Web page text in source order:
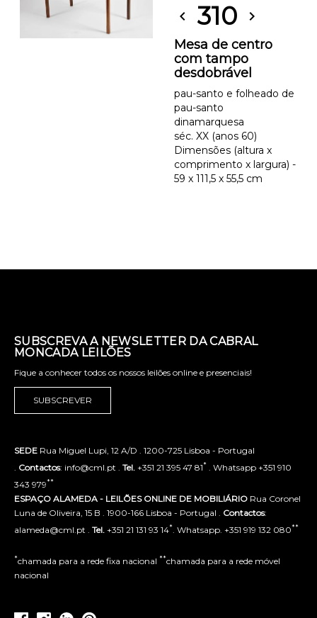
chevron_left 310 chevron_right
Mesa de centro
com tampo
desdobrável
pau-santo e folheado de
pau-santo
dinamarquesa
séc. XX (anos 60)
Dimensões (altura x
comprimento x largura) -
59 x 111,5 x 55,5 cm
SUBSCREVA A NEWSLETTER DA CABRAL
MONCADA LEILÕES
Fique a conhecer todos os nossos leilões online e presenciais!
SUBSCREVER
SEDE Rua Miguel Lupi, 12 A/D . 1200-725 Lisboa - Portugal
Contactos: info@cml.pt . Tel. +351 21 395 47 81* . Whatsapp +351 910
343 979**
ESPAÇO ALAMEDA - LEILÕES ONLINE DE MOBILIÁRIO Rua Coronel
Luna de Oliveira, 15 B . 1900-166 Lisboa - Portugal . Contactos:
alameda@cml.pt . Tel. +351 21 131 93 14* . Whatsapp. +351 919 132 080**
*chamada para a rede fixa nacional **chamada para a rede móvel
nacional